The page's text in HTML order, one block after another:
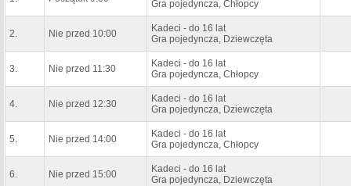
Gra pojedyncza, Chłopcy
2. Nie przed 10:00
Kadeci - do 16 lat
Gra pojedyncza, Dziewczęta
3. Nie przed 11:30
Kadeci - do 16 lat
Gra pojedyncza, Chłopcy
4. Nie przed 12:30
Kadeci - do 16 lat
Gra pojedyncza, Dziewczęta
5. Nie przed 14:00
Kadeci - do 16 lat
Gra pojedyncza, Chłopcy
6. Nie przed 15:00
Kadeci - do 16 lat
Gra pojedyncza, Dziewczęta